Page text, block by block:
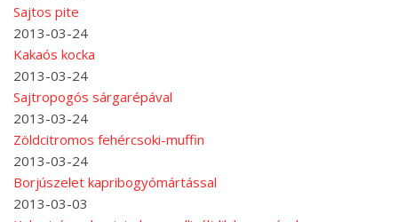
Sajtos pite
2013-03-24
Kakaós kocka
2013-03-24
Sajtropogós sárgarépával
2013-03-24
Zöldcitromos fehércsoki-muffin
2013-03-24
Borjúszelet kapribogyómártással
2013-03-03